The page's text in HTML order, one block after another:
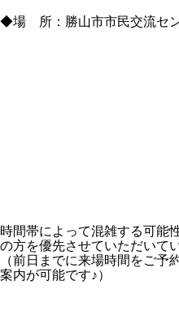
◆場 所：勝山市市民交流セン
時間帯によって混雑する可能
の方を優先させていただいて
（前日までに来場時間をご
案内が可能です♪）